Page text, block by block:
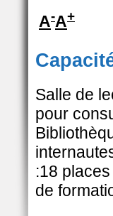
A-A+
Salle de
pour
:18
de